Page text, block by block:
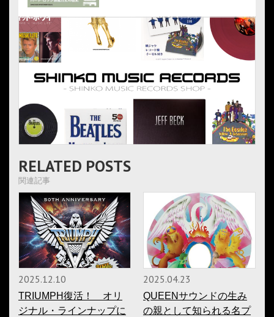
RELATED POSTS
関連記事
2025.12.10
TRIUMPH復活！ オリ
ジナル・ラインナップに
2025.04.23
QUEENサウンドの生み
の親として知られる名プ